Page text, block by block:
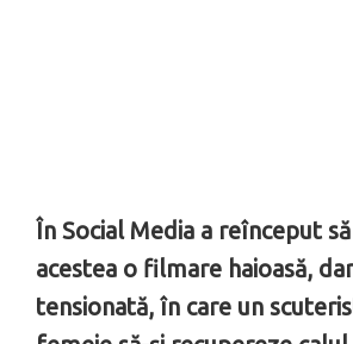
În Social Media a reînceput
acestea o filmare haioasă,
tensionată, în care un